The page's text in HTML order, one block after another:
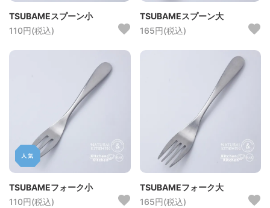
TSUBAMEスプーン小
110円(税込)
TSUBAMEスプーン大
165円(税込)
TSUBAMEフォーク小
110円(税込)
TSUBAMEフォーク大
165円(税込)